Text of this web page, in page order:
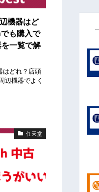
機器はど
も購入で
一覧で解
はどれ？店頭
辺機器でよく
任天堂